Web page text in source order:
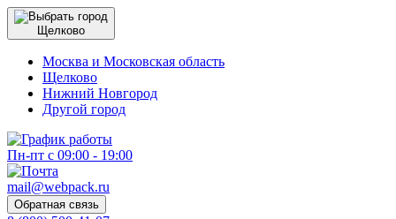
Щелково
Москва и Московская область
Щелково
Нижний Новгород
Другой город
Пн-пт с 09:00 - 19:00
mail@webpack.ru
Обратная связь